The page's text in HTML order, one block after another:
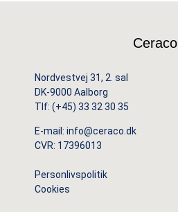
Ceraco
Nordvestvej 31, 2. sal
DK-9000 Aalborg
Tlf: (+45) 33 32 30 35
E-mail: info@ceraco.dk
CVR: 17396013
Personlivspolitik
Cookies